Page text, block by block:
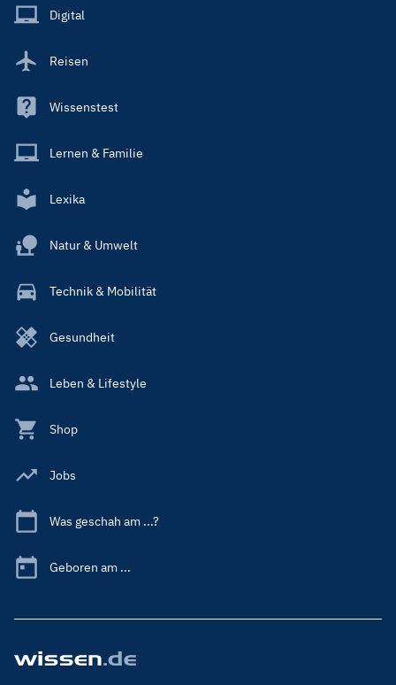
Main
Digital
Reisen
Wissenstest
Lernen & Familie
Lexika
Natur & Umwelt
Technik & Mobilität
Gesundheit
Leben & Lifestyle
Shop
Jobs
Was geschah am ...?
Geboren am ...